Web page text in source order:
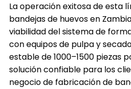
La operación exitosa de esta
bandejas de huevos en
viabilidad del sistema de
con equipos de pulpa y
estable de 1000–1500 piezas
solución confiable para los
negocio de fabricación de